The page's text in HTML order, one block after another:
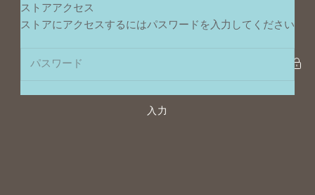
コンテンツへスキップ
ストアアクセス
ストアにアクセスするにはパスワードを入力してください
入力